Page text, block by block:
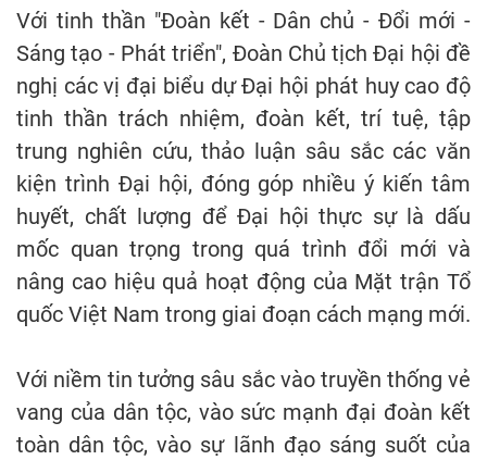
Với tinh thần "Đoàn kết - Dân chủ - Đổi mới -
Sáng tạo - Phát triển", Đoàn Chủ tịch Đại hội đề
nghị các vị đại biểu dự Đại hội phát huy cao độ
tinh thần trách nhiệm, đoàn kết, trí tuệ, tập
trung nghiên cứu, thảo luận sâu sắc các văn
kiện trình Đại hội, đóng góp nhiều ý kiến tâm
huyết, chất lượng để Đại hội thực sự là dấu
mốc quan trọng trong quá trình đổi mới và
nâng cao hiệu quả hoạt động của Mặt trận Tổ
quốc Việt Nam trong giai đoạn cách mạng mới.
Với niềm tin tưởng sâu sắc vào truyền thống vẻ
vang của dân tộc, vào sức mạnh đại đoàn kết
toàn dân tộc, vào sự lãnh đạo sáng suốt của